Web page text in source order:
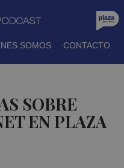
SOMOS CONTACTO
SOBRE
EN PLAZA